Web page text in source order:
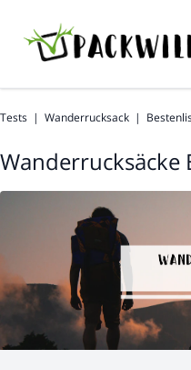
Tests | Wanderrucksack |
Wanderrucksäcke